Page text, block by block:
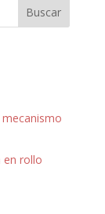
en rollo